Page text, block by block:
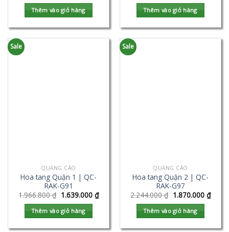
Thêm vào giỏ hàng Thêm vào giỏ hàng
Sale
QUẢNG CÁO
Hoa tang Quận 1 | QC-
RAK-G91
1.966.800₫ 1.639.000 ₫
Thêm vào giỏ hàng
Sale
QUẢNG CÁO
Hoa tang Quận 2 | QC-
RAK-G97
2.244.000₫ 1.870.000 ₫
Thêm vào giỏ hàng